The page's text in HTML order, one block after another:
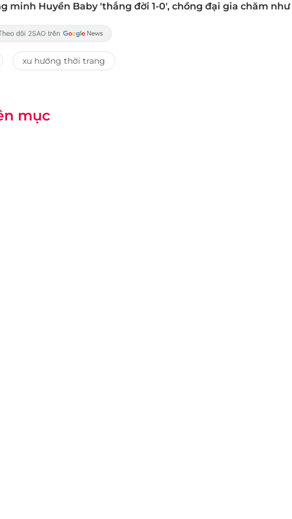
minh Huyền Baby 'thắng đời 1-0', chồng đại gia chăm
xu hướng thời trang
mục